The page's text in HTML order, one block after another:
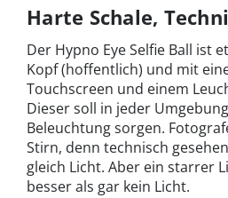
Harte Schale,
Der Hypno Eye Selfie Ball ist
Kopf (hoffentlich) und mit
Touchscreen und einem
Dieser soll in jeder
Beleuchtung sorgen.
Stirn, denn technisch
gleich Licht. Aber ein starrer
besser als gar kein Licht.